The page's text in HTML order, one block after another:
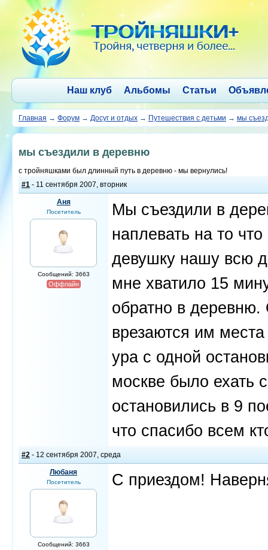
Наш клуб Альбомы Статьи
Главная → Форум → Досуг и отдых → Путешествия с детьми → мы
мы съездили в деревню
с тройняшками был длинный путь в деревню - мы вернулись!
#1 - 11 сентября 2007, вторник
Аня
Посетитель
Сообщений: 3663
Оффлайн
Мы съездили в
наплевать на то
девушку нашу всю
мне хватило 15
обратно в деревню.
врезаются им
ура с одной
москве было ехать
остановились в 9
что спасибо всем
#2 - 12 сентября 2007, среда
Любаня
Посетитель
Сообщений: 3663
С приездом!